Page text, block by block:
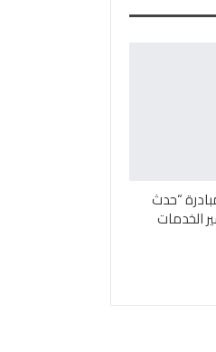
“حدث
الخدمات